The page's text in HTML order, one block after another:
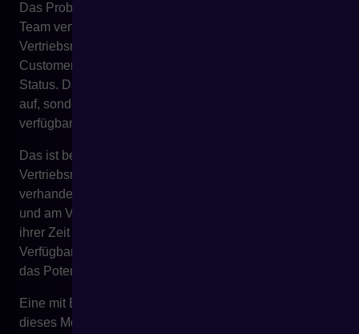
Das Problem besteht darin, dass die Antworten für das
Team verfügbar sind und nicht für den Kunden. Der
Vertriebsmitarbeiter wird daher zum Interface zum ERP.
Customer Service wird zur manuellen Suchmaschine für
Status. Das Team baut dann keinen beratenden Wert
auf, sondern übermittelt Informationen, die automatisch
verfügbar sein könnten.
Das ist besonders kostspielig im B2B.
Vertriebsmitarbeiter sollten Beziehungen entwickeln,
verhandeln, beraten, Kundenbedürfnisse analysieren
und am Vertriebswachstum arbeiten. Wenn der Großteil
ihrer Zeit von wiederkehrenden Fragen zu Preisen,
Verfügbarkeit und Dokumenten eingenommen wird, wird
das Potenzial des Teams falsch genutzt.
Eine mit ERP integrierte E-Commerce-Plattform kann
dieses Modell verändern. Der Kunde sieht seine Daten,